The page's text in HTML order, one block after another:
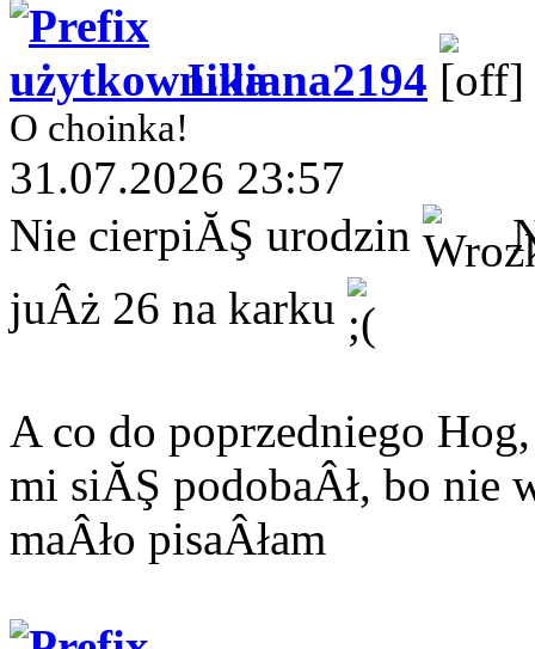
Liliana2194
O choinka!
31.07.2026 23:57
Nie cierpiĂŞ urodzin
juÂż 26 na karku
A co do poprzedniego
mi siĂŞ podobaÂł, bo nie
maÂło pisaÂłam